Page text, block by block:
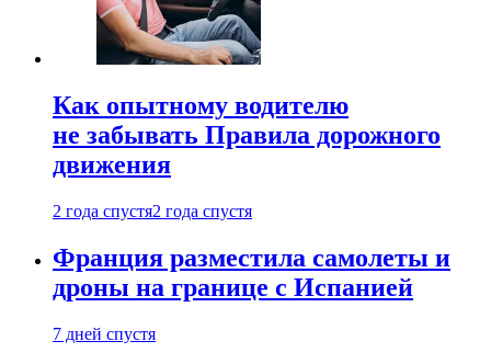
Как опытному водителю
не забывать Правила дорожного
движения
2 года спустя2 года спустя
Франция разместила самолеты и
дроны на границе с Испанией
7 дней спустя